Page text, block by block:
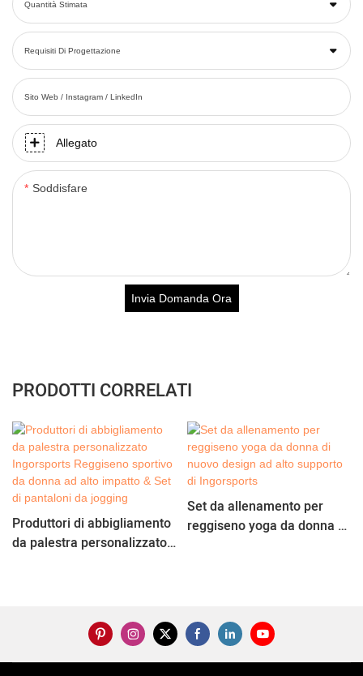
Quantità Stimata
Requisiti Di Progettazione
Sito Web / Instagram / LinkedIn
Allegato
Soddisfare
Invia Domanda Ora
PRODOTTI CORRELATI
Produttori di abbigliamento
da palestra personalizzato
Set da allenamento per
reggiseno yoga da donna di